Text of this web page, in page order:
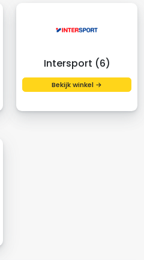
Intersport (6)
Bekijk winkel →